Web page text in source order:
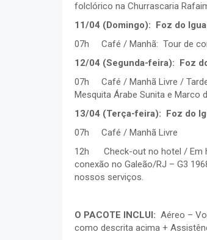
folclórico na Churrascaria
11/04 (Domingo): Foz do
07h Café / Manhã: Tour de
12/04 (Segunda-feira): Foz
07h Café / Manhã Livre /
Mesquita Árabe Sunita e Marco
13/04 (Terça-feira): Foz do
07h Café / Manhã Livre
12h Check-out no hotel / Em
conexão no Galeão/RJ – G3
nossos serviços.
O PACOTE INCLUI: Aéreo –
como descrita acima +